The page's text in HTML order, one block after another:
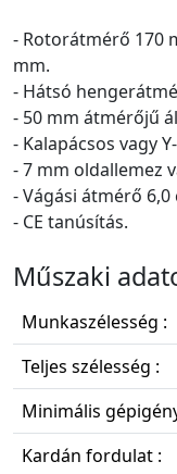
- Rotorátmérő 170
mm.
- Hátsó
- 50 mm átmérőjű
- Kalapácsos vagy
- 7 mm oldallemez
- Vágási átmérő 6,0
- CE tanúsítás.
Műszaki
Munkaszélesség :
Teljes szélesség :
Minimális
Kardán fordulat :